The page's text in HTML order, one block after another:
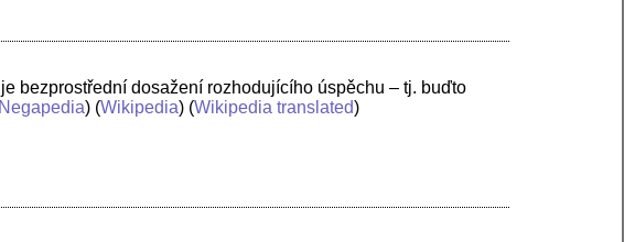
bezprostřední dosažení rozhodujícího úspěchu – tj. buďto
Negapedia) (Wikipedia) (Wikipedia translated)